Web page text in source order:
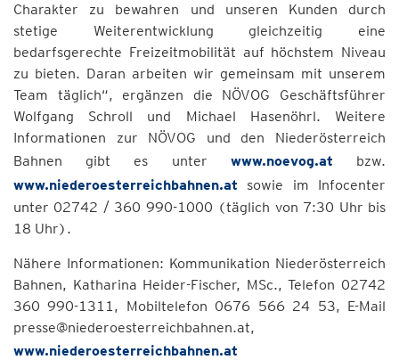
Charakter zu bewahren und unseren Kunden durch
stetige Weiterentwicklung gleichzeitig eine
bedarfsgerechte Freizeitmobilität auf höchstem Niveau
zu bieten. Daran arbeiten wir gemeinsam mit unserem
Team täglich“, ergänzen die NÖVOG Geschäftsführer
Wolfgang Schroll und Michael Hasenöhrl. Weitere
Informationen zur NÖVOG und den Niederösterreich
Bahnen gibt es unter www.noevog.at bzw.
www.niederoesterreichbahnen.at sowie im Infocenter
unter 02742 / 360 990-1000 (täglich von 7:30 Uhr bis
18 Uhr).
Nähere Informationen: Kommunikation Niederösterreich
Bahnen, Katharina Heider-Fischer, MSc., Telefon 02742
360 990-1311, Mobiltelefon 0676 566 24 53, E-Mail
presse@niederoesterreichbahnen.at,
www.niederoesterreichbahnen.at